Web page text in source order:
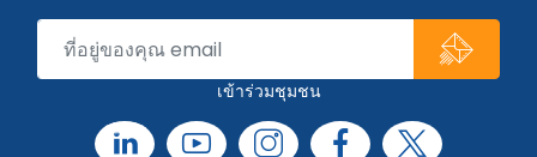
เข้าร่วมชุมชน